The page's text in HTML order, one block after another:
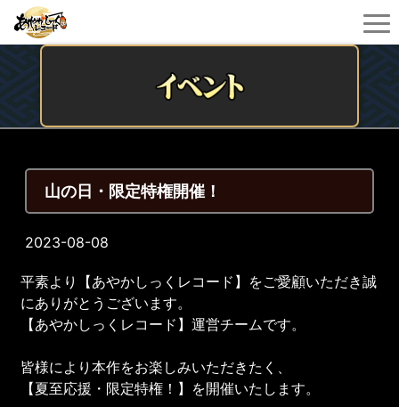
山の日・限定特権開催！
2023-08-08
平素より【あやかしっくレコード】をご愛顧いただき誠
にありがとうございます。
【あやかしっくレコード】運営チームです。
皆様により本作をお楽しみいただきたく、
【夏至応援・限定特権！】を開催いたします。